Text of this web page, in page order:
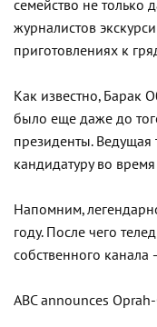
семейство не только
журналистов
приготовлениях к
Как известно, Барак
было еще даже до
президенты.
кандидатуру во
Напомним,
году. После чего
собственного
ABC announces